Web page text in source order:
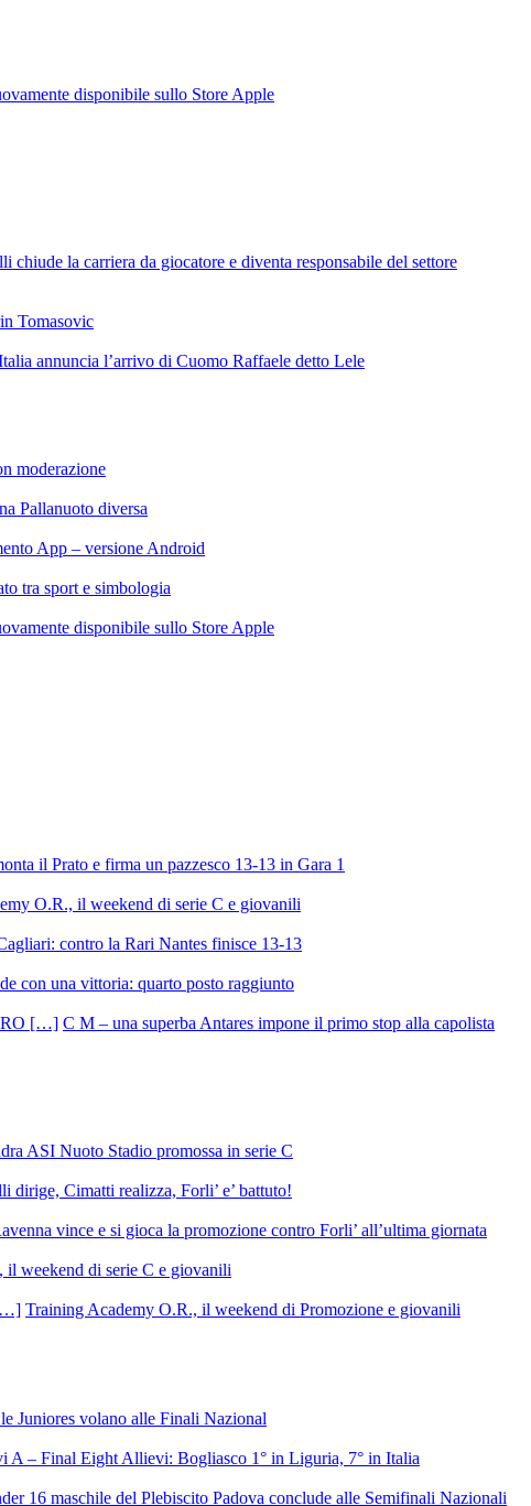
disponibile sullo Store Apple
chiude la carriera da giocatore e diventa responsabile del settore
Tomasovic
annuncia l’arrivo di Cuomo Raffaele detto Lele
moderazione
Pallanuoto diversa
App – versione Android
tra sport e simbologia
disponibile sullo Store Apple
il Prato e firma un pazzesco 13-13 in Gara 1
O.R., il weekend di serie C e giovanili
contro la Rari Nantes finisce 13-13
con una vittoria: quarto posto raggiunto
C M – una superba Antares impone il primo stop alla capolista
ASI Nuoto Stadio promossa in serie C
dirige, Cimatti realizza, Forli’ e’ battuto!
vince e si gioca la promozione contro Forli’ all’ultima giornata
weekend di serie C e giovanili
Training Academy O.R., il weekend di Promozione e giovanili
Juniores volano alle Finali Nazional
A – Final Eight Allievi: Bogliasco 1° in Liguria, 7° in Italia
16 maschile del Plebiscito Padova conclude alle Semifinali Nazionali